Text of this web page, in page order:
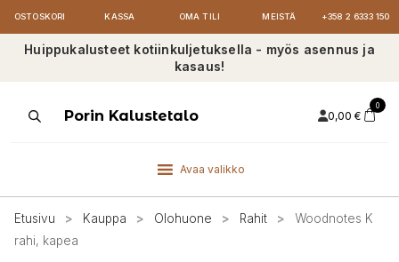
OSTOSKORI KASSA OMA TILI MEISTÄ +358 2 6333 150
Huippukalusteet kotiinkuljetuksella - myös asennus ja
kasaus!
ProductsPorin Kalustetalo 0,00 €
0
Avaa valikko
Etusivu > Kauppa > Olohuone > Rahit >
Woodnotes K
rahi, kapea